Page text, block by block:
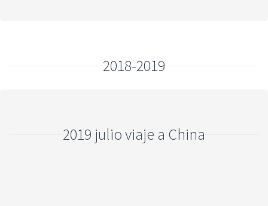
2018-2019
2019 julio viaje a China